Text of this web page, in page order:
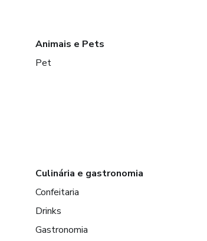
Animais e Pets
Pet
Culinária e gastronomia
Confeitaria
Drinks
Gastronomia